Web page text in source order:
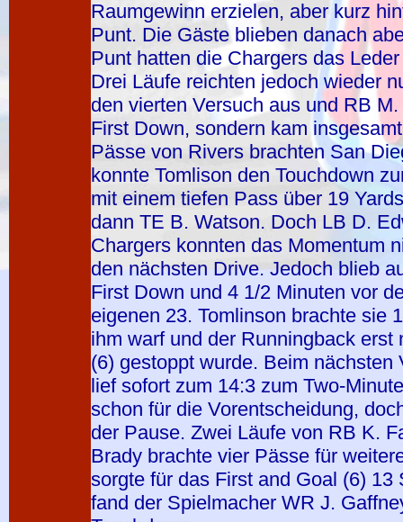
Raumgewinn erzielen, aber kurz
Punt. Die Gäste blieben danach
Punt hatten die Chargers das
Drei Läufe reichten jedoch wieder
den vierten Versuch aus und RB
First Down, sondern kam
Pässe von Rivers brachten San
konnte Tomlison den Touchdown
mit einem tiefen Pass über 19
dann TE B. Watson. Doch LB D.
Chargers konnten das Momentum
den nächsten Drive. Jedoch blieb
First Down und 4 1/2 Minuten vor
eigenen 23. Tomlinson brachte sie
ihm warf und der Runningback
(6) gestoppt wurde. Beim
lief sofort zum 14:3 zum Two-
schon für die Vorentscheidung,
der Pause. Zwei Läufe von RB K.
Brady brachte vier Pässe für
sorgte für das First and Goal (6)
fand der Spielmacher WR J.